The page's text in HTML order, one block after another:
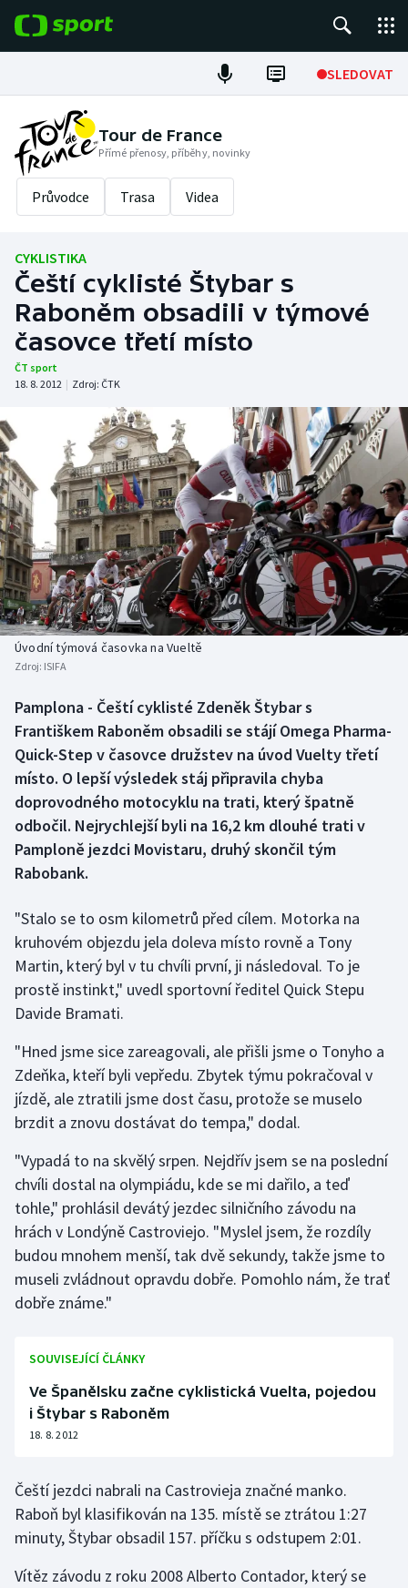
SLEDOVAT
Fotbal
Hokej
Tenis
Cyklistika
DALŠÍ SPORTY
Americký fotbal
Baseball a softbal
Basketbal
Biatlon
Boby a skeleton
Box
Curling
Florbal
Futsal
Golf
Gymnastika
Jezdectví
Judo
Lezení
Lyže a snowboard
Moderní pětiboj
Motorsport
Olympijské hry
Parasport
Plážový volejbal
Ragby
Rychlostní kanoistika
NEPŘEHLÉDNĚTE
Historické návraty
Aplikace ČT sport
AZ kvíz
Tour de France
Přímé přenosy, příběhy, novinky
Průvodce Trasa Videa
CYKLISTIKA
Čeští cyklisté Štybar s
Raboněm obsadili v týmové
časovce třetí místo
ČT sport
18. 8. 2012 | Zdroj: ČTK
Úvodní týmová časovka na Vueltě
Zdroj: ISIFA
Pamplona - Čeští cyklisté Zdeněk Štybar s
Františkem Raboněm obsadili se stájí Omega Pharma-
Quick-Step v časovce družstev na úvod Vuelty třetí
místo. O lepší výsledek stáj připravila chyba
doprovodného motocyklu na trati, který špatně
odbočil. Nejrychlejší byli na 16,2 km dlouhé trati v
Pamploně jezdci Movistaru, druhý skončil tým
Rabobank.
"Stalo se to osm kilometrů před cílem. Motorka na
kruhovém objezdu jela doleva místo rovně a Tony
Martin, který byl v tu chvíli první, ji následoval. To je
prostě instinkt," uvedl sportovní ředitel Quick Stepu
Davide Bramati.
"Hned jsme sice zareagovali, ale přišli jsme o Tonyho a
Zdeňka, kteří byli vepředu. Zbytek týmu pokračoval v
jízdě, ale ztratili jsme dost času, protože se muselo
brzdit a znovu dostávat do tempa," dodal.
"Vypadá to na skvělý srpen. Nejdřív jsem se na poslední
chvíli dostal na olympiádu, kde se mi dařilo, a teď
tohle," prohlásil devátý jezdec silničního závodu na
hrách v Londýně Castroviejo. "Myslel jsem, že rozdíly
budou mnohem menší, tak dvě sekundy, takže jsme to
museli zvládnout opravdu dobře. Pomohlo nám, že trať
dobře známe."
SOUVISEJÍCÍ ČLÁNKY
Ve Španělsku začne cyklistická Vuelta, pojedou
i Štybar s Raboněm
18. 8. 2012
Čeští jezdci nabrali na Castrovieja značné manko.
Raboň byl klasifikován na 135. místě se ztrátou 1:27
minuty, Štybar obsadil 157. příčku s odstupem 2:01.
Vítěz závodu z roku 2008 Alberto Contador, který se